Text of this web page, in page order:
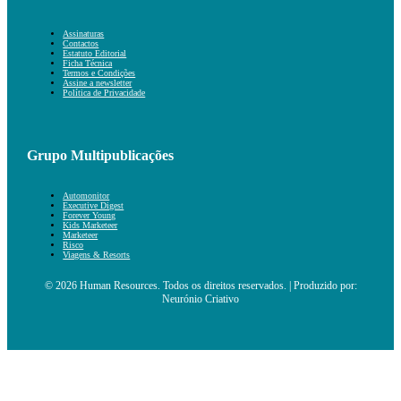
Assinaturas
Contactos
Estatuto Editorial
Ficha Técnica
Termos e Condições
Assine a newsletter
Política de Privacidade
Grupo Multipublicações
Automonitor
Executive Digest
Forever Young
Kids Marketeer
Marketeer
Risco
Viagens & Resorts
© 2026 Human Resources. Todos os direitos reservados. | Produzido por:
Neurónio Criativo